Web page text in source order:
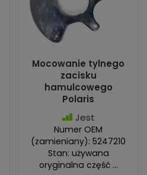
Mocowanie tylnego
zacisku
hamulcowego
Polaris
Jest
Numer OEM
(zamieniany): 5247210
Stan: używana
oryginalna część ...